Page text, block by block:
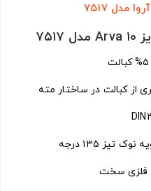
از کبالت در ساختار مته
۱۳۵ درجه
فلزی سخت